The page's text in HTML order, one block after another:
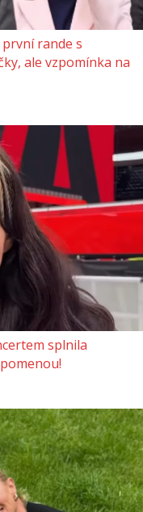
rande s
ale vzpomínka na
splnila